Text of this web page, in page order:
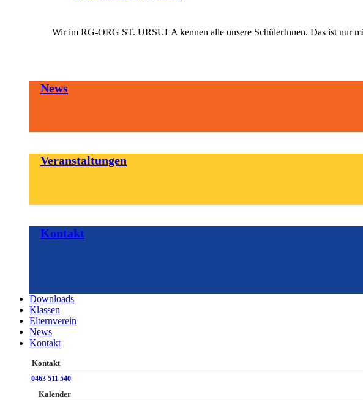
Wir im RG-ORG ST. URSULA kennen alle unsere SchülerInnen. Das ist nur
News
Veranstaltungen
Kontakt
Downloads
Klassen
Elternverein
News
Kontakt
Kontakt
0463 511 540
Kalender